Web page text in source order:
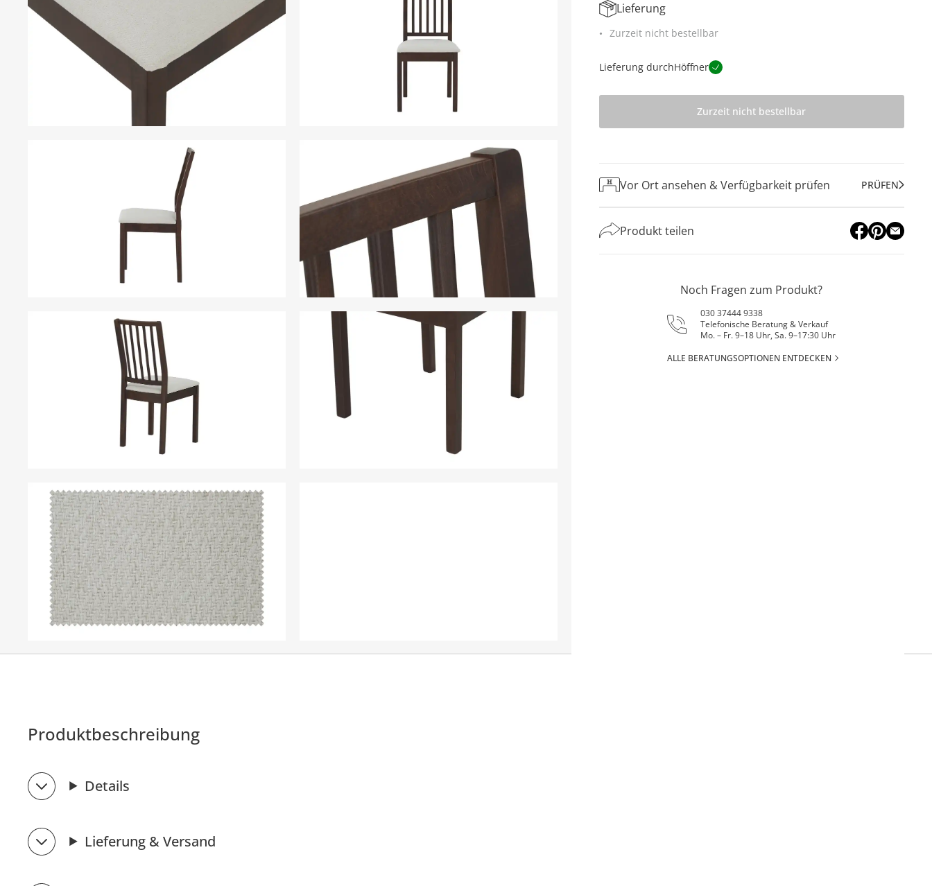
Lieferung
Zurzeit nicht bestellbar
Lieferung durchHöffner
Zurzeit nicht bestellbar
Vor Ort ansehen & Verfügbarkeit prüfen PRÜFEN
Produkt teilen
Noch Fragen zum Produkt?
030 37444 9338
Telefonische Beratung & Verkauf
Mo. – Fr. 9–18 Uhr, Sa. 9–17:30 Uhr
ALLE BERATUNGSOPTIONEN ENTDECKEN
Produktbeschreibung
Details
Lieferung & Versand